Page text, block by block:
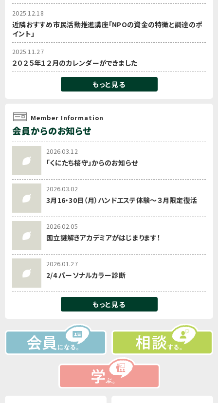
2025.12.18
近隣おすすめ市民活動推進講座「NPOの資金の特徴と調達のポ
イント」
2025.11.27
２０２５年１２月のカレンダーができました
もっと見る
Member Information
会員からのお知らせ
2026.03.12
「くにたち桜守」からのお知らせ
2026.03.02
3月16・30日（月）ハンドエステ体験～３月限定復活
2026.02.05
国立謎解きアカデミアがはじまります！
2026.01.27
2/4 パーソナルカラー診断
もっと見る